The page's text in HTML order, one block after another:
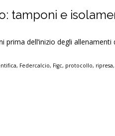
tamponi e
dell’inizio degli allenamenti
, Federcalcio, Figc, protocollo, ripresa